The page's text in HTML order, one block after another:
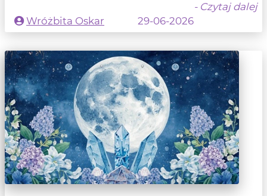
- Czytaj dalej
Wróżbita Oskar
29-06-2026